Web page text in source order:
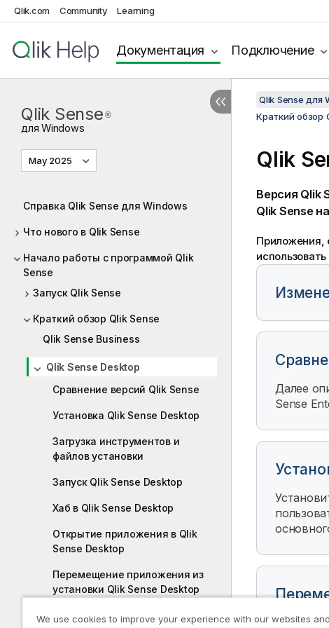
Qlik.com Community Learning
Документация Подключение
Qlik Sense ®
для Windows
May 2025
Справка Qlik Sense для Windows
Что нового в Qlik Sense
Начало работы с программой Qlik
Sense
Запуск Qlik Sense
Краткий обзор Qlik Sense
Qlik Sense Business
Qlik Sense Desktop
Сравнение версий Qlik Sense
Установка Qlik Sense Desktop
Загрузка инструментов и
файлов установки
Запуск Qlik Sense Desktop
Хаб в Qlik Sense Desktop
Открытие приложения в Qlik
Sense Desktop
Перемещение приложения из
установки Qlik Sense Desktop
Поиск и устранение
Qlik Sense для
Краткий обзор
Qlik
Версия Qlik
Qlik Sense
Приложения,
использовать
Далее
Sense
Desktop
We use cookies to improve your experience with our websites